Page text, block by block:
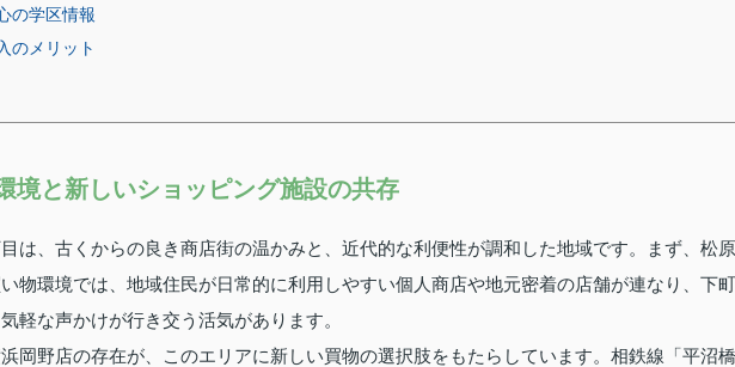
の学区情報
のメリット
境と新しいショッピング施設の共存
は、古くからの良き商店街の温かみと、近代的な利便性が調和した地域です。まず、松原
物環境では、地域住民が日常的に利用しやすい個人商店や地元密着の店舗が連なり、下町
軽な声かけが行き交う活気があります。
岡野店の存在が、このエリアに新しい買物の選択肢をもたらしています。相鉄線「平沼橋